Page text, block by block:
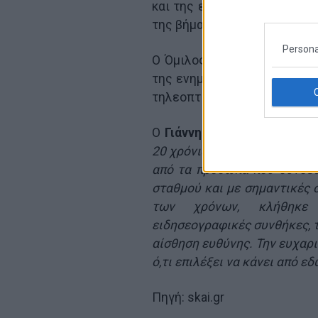
και της εύχεται κάθε
της βήματα.
Ο Όμιλος συνεχίζει
της ενημέρωσης και
τηλεοπτικό και ψηφιακό
Ο Γιάννης Αλαφούζος
20 χρόνια παρουσίας της
από τα πρόσωπα που
σταθμού και με σημαντικές
των χρόνων, κλήθηκε
ειδησεογραφικές συνθήκες,
αίσθηση ευθύνης. Την
ό,τι επιλέξει να κάνει από
Πηγή: skai.gr